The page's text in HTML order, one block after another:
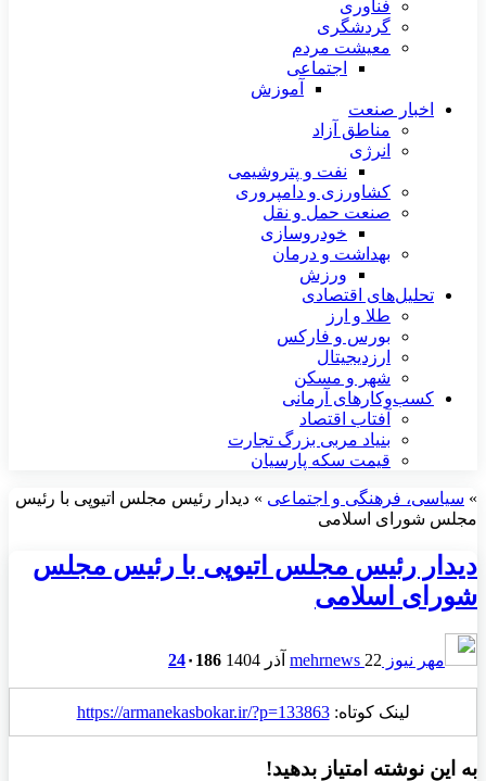
فناوری
گردشگری
معیشت مردم
اجتماعی
آموزش
اخبار صنعت
مناطق آزاد
انرژی
نفت و پتروشیمی
کشاورزی و دامپروری
صنعت حمل و نقل
خودروسازی
بهداشت و درمان
ورزش
تحلیل‌های اقتصادی
طلا و ارز
بورس و فارکس
ارزدیجیتال
شهر و مسکن
کسب‌وکارهای آرمانی
آفتاب اقتصاد
بنیاد مربی بزرگ تجارت
قیمت سکه پارسیان
» سیاسی، فرهنگی و اجتماعی » دیدار رئیس مجلس اتیوپی با رئیس
مجلس شورای اسلامی
دیدار رئیس مجلس اتیوپی با رئیس مجلس
شورای اسلامی
مهر نیوز mehrnews 22 آذر 1404 24۰ 186
لینک کوتاه:https://armanekasbokar.ir/?p=133863
به این نوشته امتیاز بدهید!